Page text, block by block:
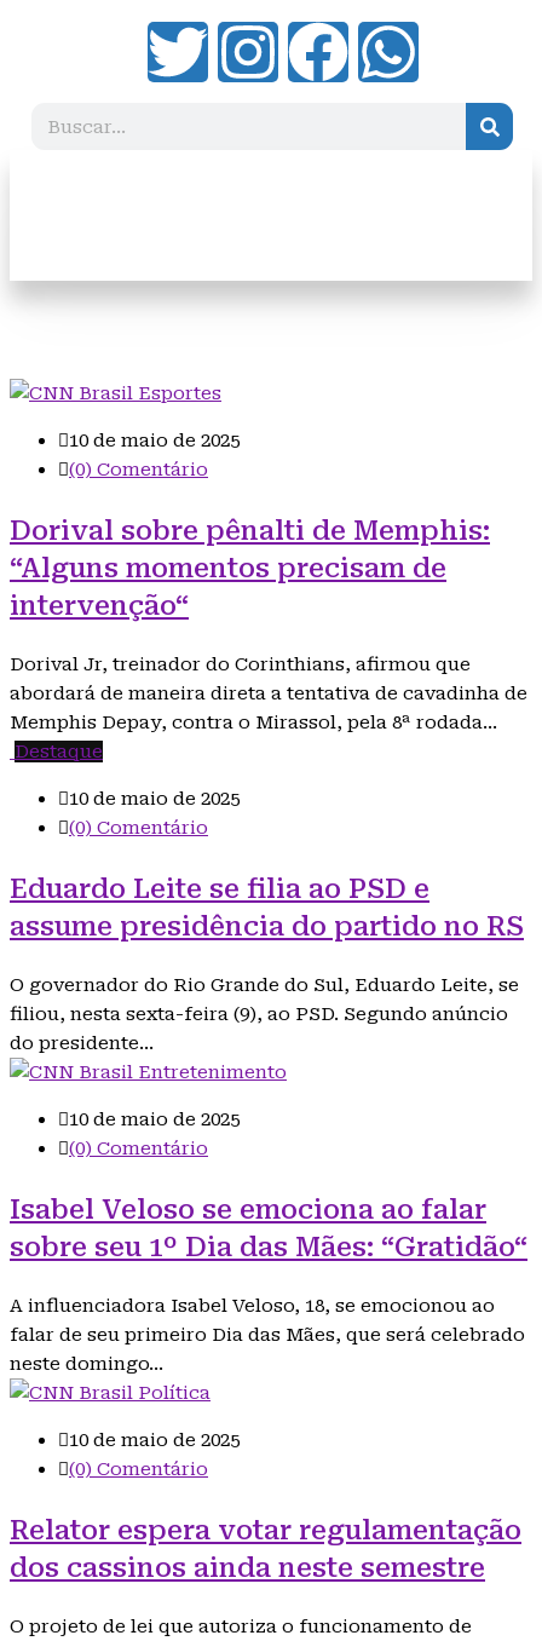
Esportes
10 de maio de 2025
(0) Comentário
Dorival sobre pênalti de Memphis:
“Alguns momentos precisam de
intervenção“
Dorival Jr, treinador do Corinthians, afirmou que
abordará de maneira direta a tentativa de cavadinha de
Memphis Depay, contra o Mirassol, pela 8ª rodada…
Destaque
10 de maio de 2025
(0) Comentário
Eduardo Leite se filia ao PSD e
assume presidência do partido no RS
O governador do Rio Grande do Sul, Eduardo Leite, se
filiou, nesta sexta-feira (9), ao PSD. Segundo anúncio
do presidente…
Entretenimento
10 de maio de 2025
(0) Comentário
Isabel Veloso se emociona ao falar
sobre seu 1º Dia das Mães: “Gratidão“
A influenciadora Isabel Veloso, 18, se emocionou ao
falar de seu primeiro Dia das Mães, que será celebrado
neste domingo…
Política
10 de maio de 2025
(0) Comentário
Relator espera votar regulamentação
dos cassinos ainda neste semestre
O projeto de lei que autoriza o funcionamento de